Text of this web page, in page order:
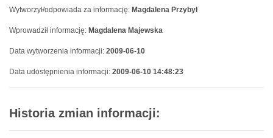
Wytworzył/odpowiada za informację: Magdalena Przybył
Wprowadził informację: Magdalena Majewska
Data wytworzenia informacji: 2009-06-10
Data udostępnienia informacji: 2009-06-10 14:48:23
Historia zmian informacji: